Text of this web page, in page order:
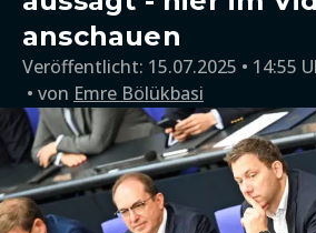
anschauen
Veröffentlicht: 15.07.2025 • 14:55
von Emre Bölükbasi